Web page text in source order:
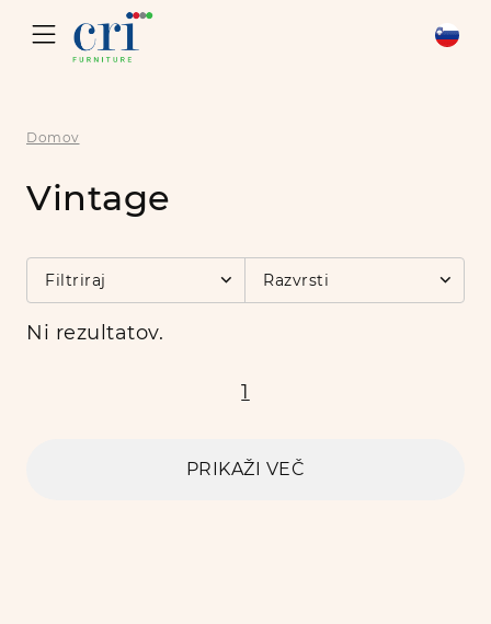
Domov
Vintage
Filtriraj Razvrsti
Ni rezultatov.
1
PRIKAŽI VEČ